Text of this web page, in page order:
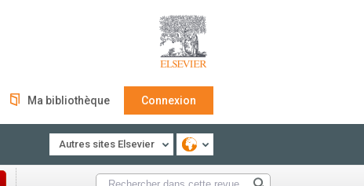
Ma bibliothèque Connexion
Autres sites Elsevier